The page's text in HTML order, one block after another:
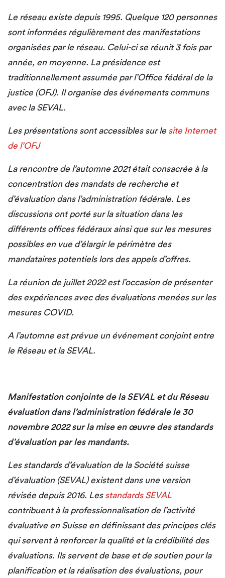
Le réseau existe depuis 1995. Quelque 120 personnes
sont informées régulièrement des manifestations
organisées par le réseau. Celui-ci se réunit 3 fois par
année, en moyenne. La présidence est
traditionnellement assumée par l’Office fédéral de la
justice (OFJ). Il organise des événements communs
avec la SEVAL.
Les présentations sont accessibles sur le site Internet
de l’OFJ
La rencontre de l’automne 2021 était consacrée à la
concentration des mandats de recherche et
d’évaluation dans l’administration fédérale. Les
discussions ont porté sur la situation dans les
différents offices fédéraux ainsi que sur les mesures
possibles en vue d’élargir le périmètre des
mandataires potentiels lors des appels d’offres.
La réunion de juillet 2022 est l’occasion de présenter
des expériences avec des évaluations menées sur les
mesures COVID.
A l’automne est prévue un événement conjoint entre
le Réseau et la SEVAL.
Manifestation conjointe de la SEVAL et du Réseau
évaluation dans l’administration fédérale le 30
novembre 2022 sur la mise en œuvre des standards
d’évaluation par les mandants.
Les standards d’évaluation de la Société suisse
d’évaluation (SEVAL) existent dans une version
révisée depuis 2016. Lesstandards SEVAL
contribuent à la professionnalisation de l’activité
évaluative en Suisse en définissant des principes clés
qui servent à renforcer la qualité et la crédibilité des
évaluations. Ils servent de base et de soutien pour la
planification et la réalisation des évaluations, pour